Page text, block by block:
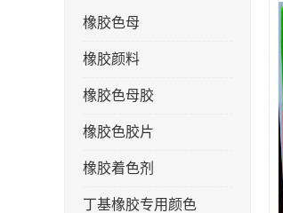
橡胶色母
橡胶颜料
橡胶色母胶
橡胶色胶片
橡胶着色剂
丁基橡胶专用颜色